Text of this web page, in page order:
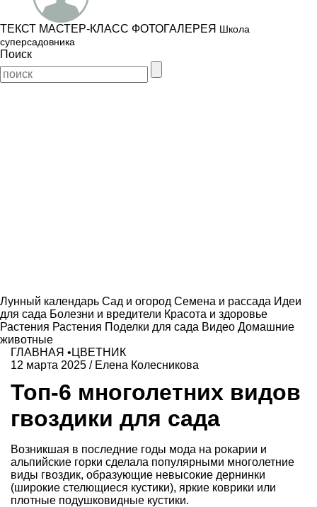
ТЕКСТ МАСТЕР-КЛАСС ФОТОГАЛЕРЕЯ Школа
суперсадовника
Поиск
Лунный календарь Сад и огород Семена и рассада Идеи
для сада Болезни и вредители Красота и здоровье
Растения Растения Поделки для сада Видео Домашние
животные
ГЛАВНАЯ • ЦВЕТНИК
12 марта 2025 / Елена Колесникова
Топ-6 многолетних видов
гвоздики для сада
Возникшая в последние годы мода на рокарии и
альпийские горки сделала популярными многолетние
виды гвоздик, образующие невысокие дернинки
(широкие стелющиеся кустики), яркие коврики или
плотные подушковидные кустики.